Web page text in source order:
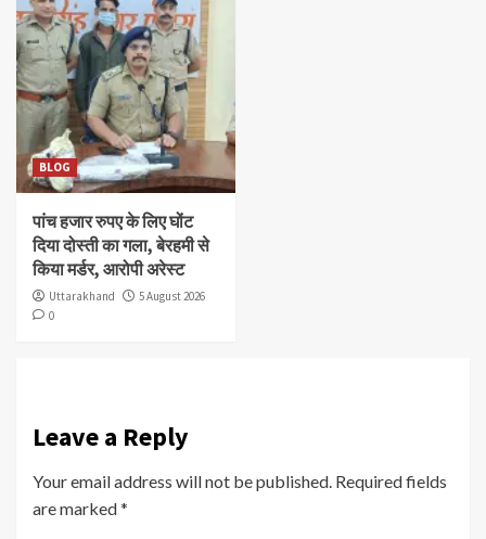
BLOG
पांच हजार रुपए के लिए घोंट
दिया दोस्ती का गला, बेरहमी से
किया मर्डर, आरोपी अरेस्ट
Uttarakhand
5 August 2026
0
Leave a Reply
Your email address will not be published. Required fields
are marked*